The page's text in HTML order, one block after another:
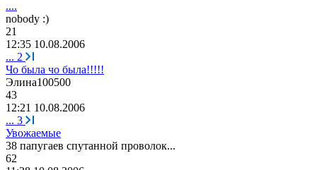
....
nobody :)
21
12:35 10.08.2006
... 2
Чо была чо была!!!!!
Элина100500
43
12:21 10.08.2006
... 3
Увожаемые
38 папугаев спутанной проволок...
62